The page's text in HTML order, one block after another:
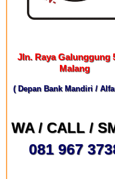
Jln. Raya Galunggung
Malang
( Depan Bank Mandiri /
WA / CALL /
081 967